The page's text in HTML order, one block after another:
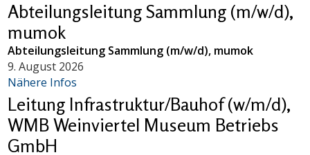
Abteilungsleitung Sammlung (m/w/d),
mumok
Abteilungsleitung Sammlung (m/w/d), mumok
9. August 2026
Nähere Infos
Leitung Infrastruktur/Bauhof (w/m/d),
WMB Weinviertel Museum Betriebs
GmbH